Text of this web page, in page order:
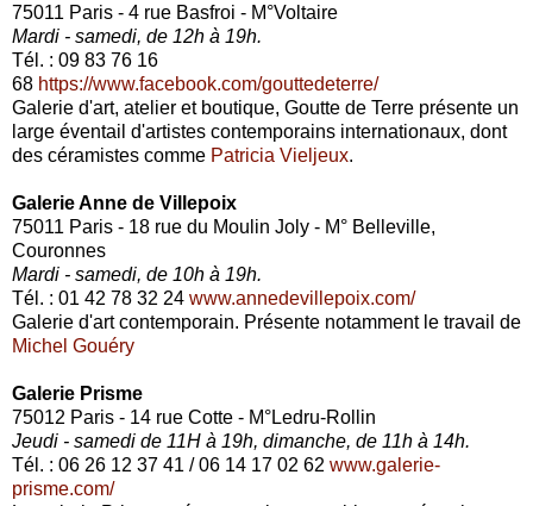
75011 Paris - 4 rue Basfroi - M°Voltaire
Mardi - samedi, de 12h à 19h.
Tél. : 09 83 76 16
68 https://www.facebook.com/gouttedeterre/
Galerie d'art, atelier et boutique, Goutte de Terre présente un
large éventail d'artistes contemporains internationaux, dont
des céramistes comme Patricia Vieljeux.
Galerie Anne de Villepoix
75011 Paris - 18 rue du Moulin Joly - M° Belleville,
Couronnes
Mardi - samedi, de 10h à 19h.
Tél. : 01 42 78 32 24 www.annedevillepoix.com/
Galerie d'art contemporain. Présente notamment le travail de
Michel Gouéry
Galerie Prisme
75012 Paris - 14 rue Cotte - M°Ledru-Rollin
Jeudi - samedi de 11H à 19h, dimanche, de 11h à 14h.
Tél. : 06 26 12 37 41 / 06 14 17 02 62 www.galerie-
prisme.com/